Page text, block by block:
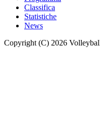
Classifica
Statistiche
News
Copyright (C) 2026